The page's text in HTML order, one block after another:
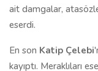
ait damgalar,
eserdi.
En son Katip Çelebi
kayıptı. Meraklıları